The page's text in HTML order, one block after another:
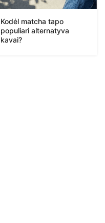
Kodėl matcha tapo
populiari alternatyva
kavai?